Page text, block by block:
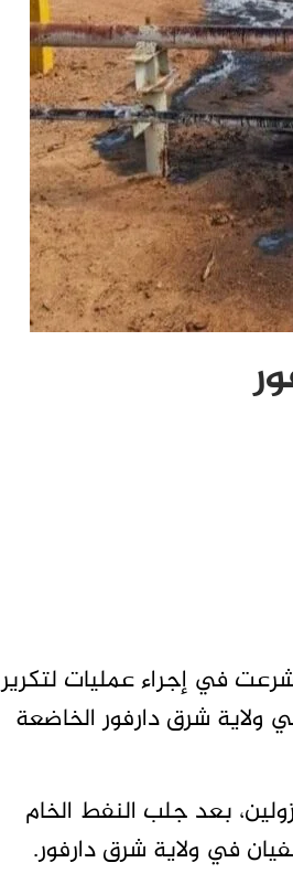
في إجراء عمليات لتكرير
ولاية شرق دارفور الخاضعة
بعد جلب النفط الخام